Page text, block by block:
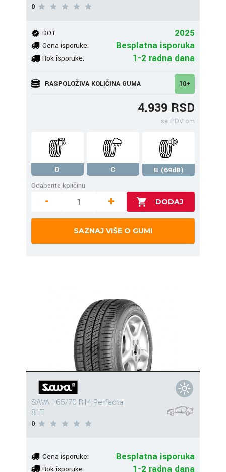
0
DOT: 2025
Cena isporuke: Besplatna isporuka
Rok isporuke: 1-2 radna dana
RASPOLOŽIVA KOLIČINA GUMA 10+
4.939 RSD
sa PDV-om
D C
B (69dB)
Odaberite količinu
- +
SAZNAJ VIŠE O GUMI
SAVA 165/70 R14 Perfecta
81T
0
Cena isporuke: Besplatna isporuka
Rok isporuke: 1-2 radna dana